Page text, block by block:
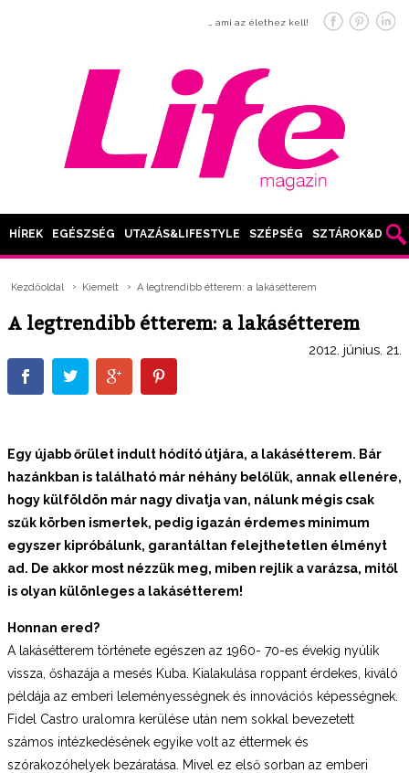
… ami az élethez kell!
HÍREK EGÉSZSÉG UTAZÁS&LIFESTYLE SZÉPSÉG SZTÁROK&DIVAT
Kezdőoldal Kiemelt A legtrendibb étterem: a lakásétterem
A legtrendibb étterem: a lakásétterem
2012. június. 21.
Egy újabb őrület indult hódító útjára, a lakásétterem. Bár
hazánkban is található már néhány belőlük, annak ellenére,
hogy külföldön már nagy divatja van, nálunk mégis csak
szűk körben ismertek, pedig igazán érdemes minimum
egyszer kipróbálunk, garantáltan felejthetetlen élményt
ad. De akkor most nézzük meg, miben rejlik a varázsa, mitől
is olyan különleges a lakásétterem!
Honnan ered?
A lakásétterem története egészen az 1960- 70-es évekig nyúlik
vissza, őshazája a mesés Kuba. Kialakulása roppant érdekes, kiváló
példája az emberi leleményességnek és innovációs képességnek.
Fidel Castro uralomra kerülése után nem sokkal bevezetett
számos intézkedésének egyike volt az éttermek és
szórakozóhelyek bezáratása. Mivel ez első sorban az emberi